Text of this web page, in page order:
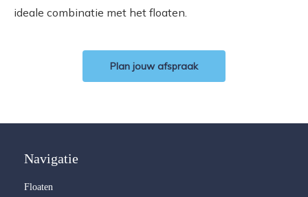
ideale combinatie met het floaten.
Plan jouw afspraak
Navigatie
Floaten